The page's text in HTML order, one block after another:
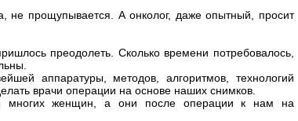
прощупывается. А онколог, даже опытный, просит
преодолеть. Сколько времени потребовалось,
аппаратуры, методов, алгоритмов, технологий
врачи операции на основе наших снимков.
многих женщин, а они после операции к нам на